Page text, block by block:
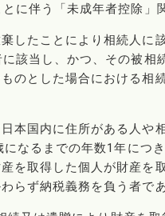
に伴う「未成年者控除」
したことにより相続人に
該当し、かつ、その被相
のとした場合における相
本国内に住所がある人や
なるまでの年数1年につ
を取得した個人が財産を
らず納税義務を負う者であ